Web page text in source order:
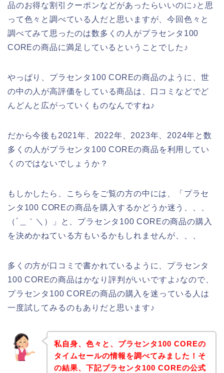
品のお得な割引クーポンなどがあったらいいのに♪と思
って色々と調べている人だと思いますが、今回色々と
調べてみて思ったのは数多くの人がプラセンタ100
COREの商品に満足しているということでした♪
やっぱり、プラセンタ100 COREの商品のように、世
の中の人が高評価をしている商品は、口コミなどでど
んどんと広がっていくものなんですね♪
だから今後も2021年、2022年、2023年、2024年と数
多くの人がプラセンタ100 COREの商品を利用してい
くのではないでしょうか？
もしかしたら、こちらをご覧の方の中には、「プラセ
ンタ100 COREの商品を購入するかどうか迷う、、、
（´＿｀＼）」と、プラセンタ100 COREの商品の購入
を決めかねている方もいるかもしれませんが、、、
多くの方が口コミで書かれているように、プラセンタ
100 COREの商品はかなり評判がいいですよ♪なので、
プラセンタ100 COREの商品の購入を迷っている人は
一度試してみるのもありだと思います♪
私自身、色々と、プラセンタ100 COREの
タイムセールの情報を調べてみました！そ
の結果、下記プラセンタ100 COREの公式